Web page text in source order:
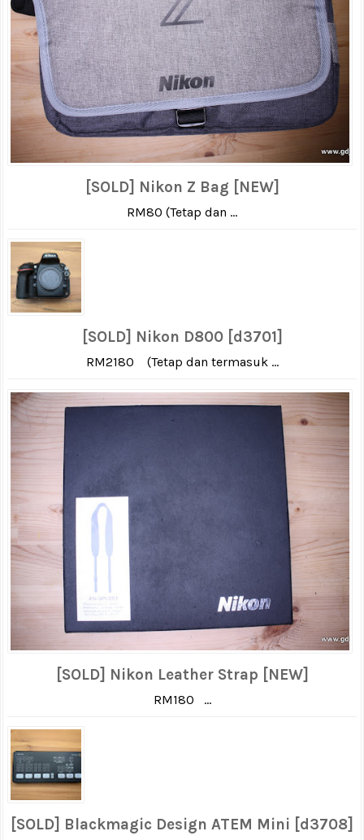
[SOLD] Nikon Z Bag [NEW]
RM80 (Tetap dan ...
[SOLD] Nikon D800 [d3701]
RM2180 (Tetap dan termasuk ...
[SOLD] Nikon Leather Strap [NEW]
RM180 ...
[SOLD] Blackmagic Design ATEM Mini [d3708]